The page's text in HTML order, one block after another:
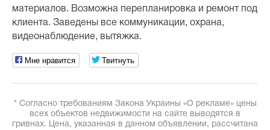
материалов. Возможна перепланировка и ремонт под
клиента. Заведены все коммуникации, охрана,
видеонаблюдение, вытяжка.
Мне нравится Твитнуть
* Согласно требованиям Закона Украины «О рекламе» цены
всех объектов недвижимости на сайте выводятся в
гривнах. Цена, указанная в данном объявлении, рассчитана